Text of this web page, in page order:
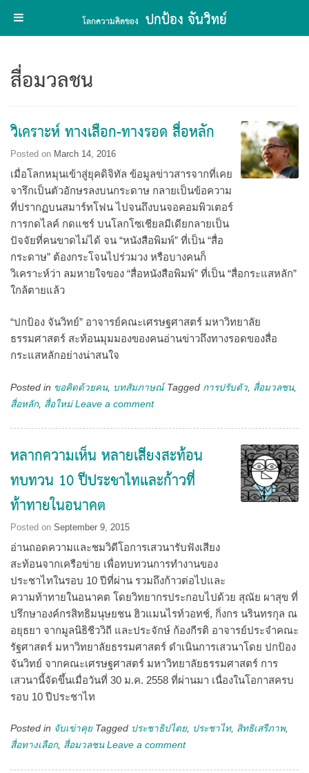
content
สื่อมวลชน
วิเคราะห์ ทางเลือก-ทางรอด สื่อหลัก
Posted on March 14, 2016
เมื่อโลกหมุนเข้าสู่ยุคดิจิทัล ข้อมูลข่าวสารจากที่เคย
จารึกเป็นตัวอักษรลงบนกระดาษ กลายเป็นข้อความ
ที่ปรากฏบนสมาร์ทโฟน ไปจนถึงบนจอคอมพิวเตอร์
การกดไลค์ กดแชร์ บนโลกโซเชียลมีเดียกลายเป็น
ปัจจัยที่คนขาดไม่ได้ จน “หนังสือพิมพ์” ที่เป็น “สื่อ
กระดาษ” ต้องกระโจนไปร่วมวง หรือบางคนก็
วิเคราะห์ว่า ลมหายใจของ “สื่อหนังสือพิมพ์” ที่เป็น “สื่อกระแสหลัก”
ใกล้ตายแล้ว
“ปกป้อง จันวิทย์” อาจารย์คณะเศรษฐศาสตร์ มหาวิทยาลัย
ธรรมศาสตร์ สะท้อนมุมมองของคนอ่านข่าวถึงทางรอดของสื่อ
กระแสหลักอย่างน่าสนใจ
Posted in ขอคิดด้วยคน, บทสัมภาษณ์ Tagged การปรับตัว สื่อมวลชน,
สื่อหลัก, สื่อใหม่ Leave a comment
หลากความเห็น หลายเสียงสะท้อน
ทบทวน 10 ปีประชาไทและก้าวที่
ท้าทายในอนาคต
Posted on September 9, 2015
อ่านถอดความและชมวิดีโอการเสวนารับฟังเสียง
สะท้อนจากเครือข่าย เพื่อทบทวนการทำงานของ
ประชาไทในรอบ 10 ปีที่ผ่าน รวมถึงก้าวต่อไปและ
ความท้าทายในอนาคต โดยวิทยากรประกอบไปด้วย สุณัย ผาสุข ที่
ปรึกษาองค์กรสิทธิมนุษยชน ฮิวแมนไรท์วอทช์, กิ่งกร นรินทรกุล ณ
อยุธยา จากมูลนิธิชีววิถี และประจักษ์ ก้องกีรติ อาจารย์ประจำคณะ
รัฐศาสตร์ มหาวิทยาลัยธรรมศาสตร์ ดำเนินการเสวนาโดย ปกป้อง
จันวิทย์ จากคณะเศรษฐศาสตร์ มหาวิทยาลัยธรรมศาสตร์ การ
เสวนานี้จัดขึ้นเมื่อวันที่ 30 ม.ค. 2558 ที่ผ่านมา เนื่องในโอกาสครบ
รอบ 10 ปีประชาไท
Posted in จับเข่าคุย Tagged ประชาธิปไตย, ประชาไท, สิทธิเสรีภาพ,
สื่อทางเลือก, สื่อมวลชน Leave a comment
โลกความคิดของ ปกป้อง จันวิทย์